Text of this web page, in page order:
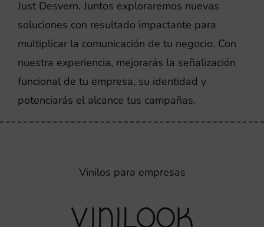
Just Desvern. Juntos exploraremos nuevas
soluciones con resultado impactante para
multiplicar la comunicación de tu negocio. Con
nuestra experiencia, mejorarás la señalización
funcional de tu empresa, su identidad y
potenciarás el alcance tus campañas.
Vinilos para empresas